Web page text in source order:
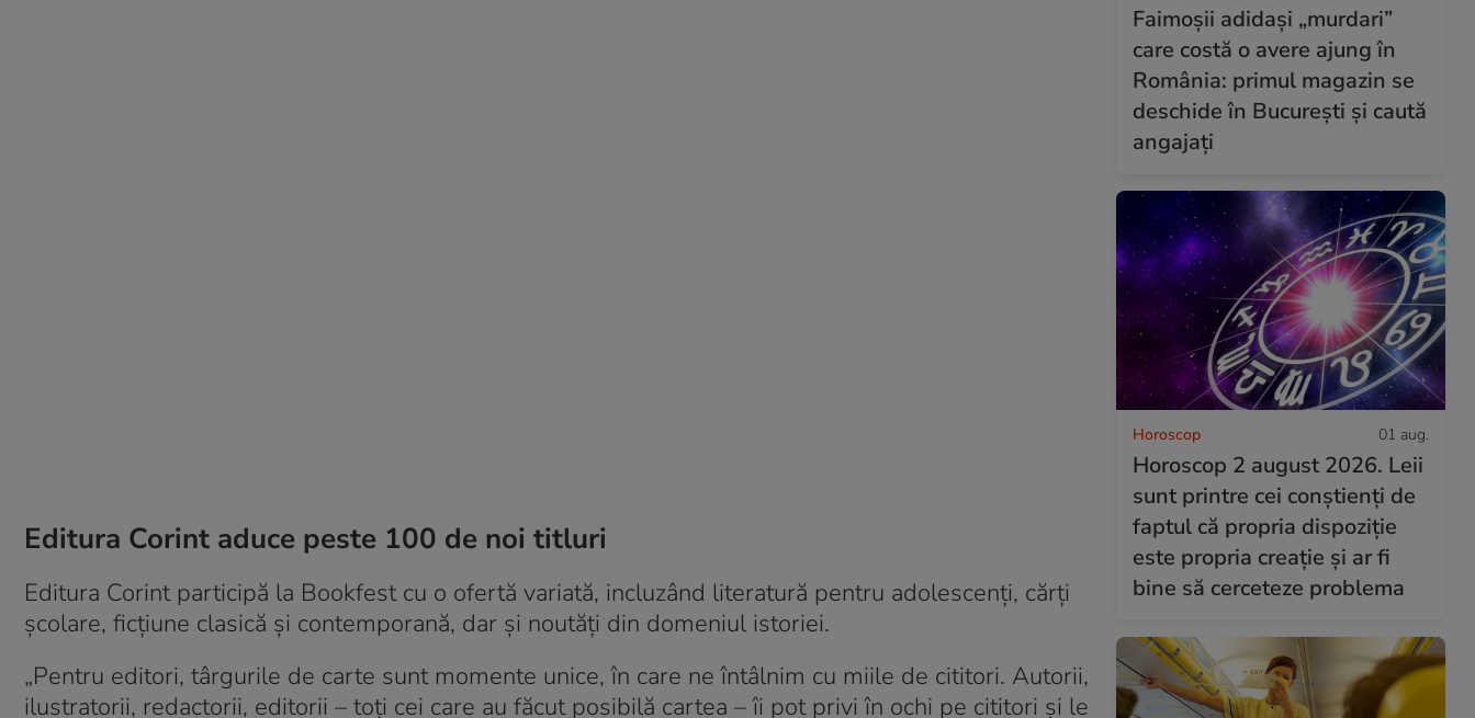
Editura Corint aduce peste 100 de noi titluri
Editura Corint participă la Bookfest cu o ofertă variată, incluzând literatură pentru adolescenţi, cărţi
şcolare, ficţiune clasică şi contemporană, dar şi noutăţi din domeniul istoriei.
„Pentru editori, târgurile de carte sunt momente unice, în care ne întâlnim cu miile de cititori. Autorii,
ilustratorii, redactorii, editorii – toţi cei care au făcut posibilă cartea – îi pot privi în ochi pe cititori şi le
Faimoșii adidași „murdari”
care costă o avere ajung în
România: primul magazin se
deschide în București și caută
angajați
Horoscop 01 aug.
Horoscop 2 august 2026. Leii
sunt printre cei conștienți de
faptul că propria dispoziție
este propria creație și ar fi
bine să cerceteze problema